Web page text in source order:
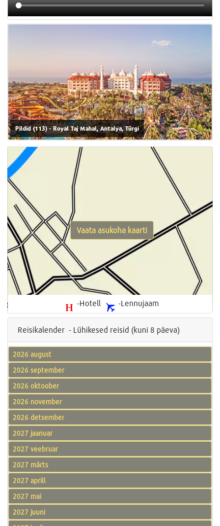
Pildid (113) - Royal Taj Mahal, Antalya, Türgi
-Hotell -Lennujaam
Vaata asukoha kaarti
Reisikalender - Lühikesed reisid (kuni 8 päeva)
2026 august
2026 september
2026 oktoober
2026 november
2026 detsember
2027 jaanuar
2027 veebruar
2027 märts
2027 aprill
2027 mai
2027 juuni